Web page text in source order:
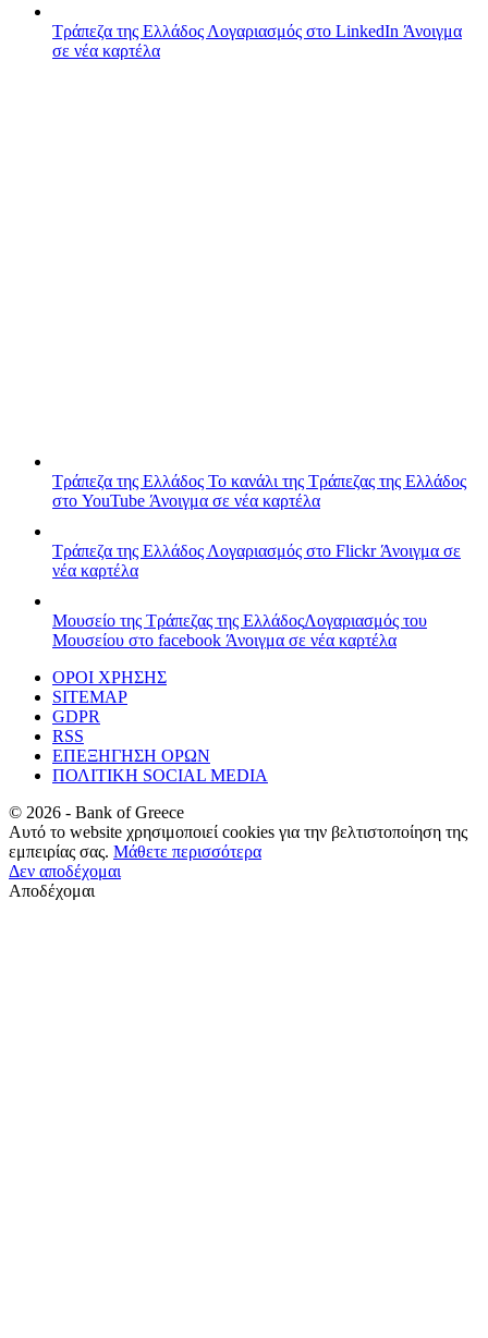
Τράπεζα της Ελλάδος Λογαριασμός στο LinkedIn Άνοιγμα
σε νέα καρτέλα
Τράπεζα της Ελλάδος Το κανάλι της Τράπεζας της Ελλάδος
στο YouTube Άνοιγμα σε νέα καρτέλα
Τράπεζα της Ελλάδος Λογαριασμός στο FlickrΆνοιγμα σε
νέα καρτέλα
Μουσείο της Τράπεζας της ΕλλάδοςΛογαριασμός του
Μουσείου στο facebook Άνοιγμα σε νέα καρτέλα
ΟΡΟΙ ΧΡΗΣΗΣ
SITEMAP
GDPR
RSS
ΕΠΕΞΗΓΗΣΗ ΟΡΩΝ
ΠΟΛΙΤΙΚΗ SOCIAL MEDIA
© 2026 - Bank of Greece
Αυτό το website χρησιμοποιεί cookies για την βελτιστοποίηση της
εμπειρίας σας. Μάθετε περισσότερα
Δεν αποδέχομαι
Αποδέχομαι